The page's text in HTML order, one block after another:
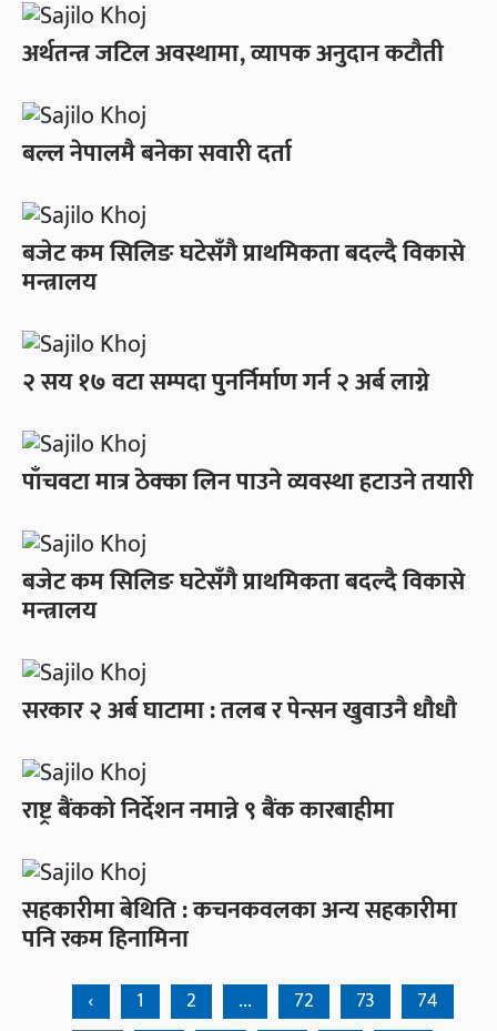
अर्थतन्त्र जटिल अवस्थामा, व्यापक अनुदान कटौती
बल्ल नेपालमै बनेका सवारी दर्ता
बजेट कम सिलिङ घटेसँगै प्राथमिकता बदल्दै विकासे
मन्त्रालय
२ सय १७ वटा सम्पदा पुनर्निर्माण गर्न २ अर्ब लाग्ने
पाँचवटा मात्र ठेक्का लिन पाउने व्यवस्था हटाउने तयारी
बजेट कम सिलिङ घटेसँगै प्राथमिकता बदल्दै विकासे
मन्त्रालय
सरकार २ अर्ब घाटामा : तलब र पेन्सन खुवाउनै धौधौ
राष्ट्र बैंकको निर्देशन नमान्ने ९ बैंक कारबाहीमा
सहकारीमा बेथिति : कचनकवलका अन्य सहकारीमा
पनि रकम हिनामिना
‹ 1 2 ... 72 73
74